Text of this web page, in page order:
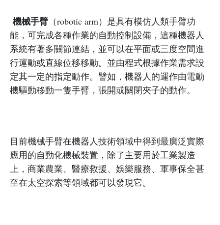
機械手臂 （robotic arm）是具有模仿人類手臂功
能，可完成各種作業的自動控制設備，這種機器人
系統有著多關節連結，並可以在平面或三度空間進
行運動或直線位移移動。並由程式根據作業需求設
定其一定的指定動作。譬如，機器人的運作由電動
機驅動移動一隻手臂，張開或關閉夾子的動作。
目前機械手臂在機器人技術領域中得到最廣泛實際
應用的自動化機械裝置，除了主要用於工業製造
上，商業農業、醫療救援、娛樂服務、軍事保全甚
至在太空探索等領域都可以發現它。